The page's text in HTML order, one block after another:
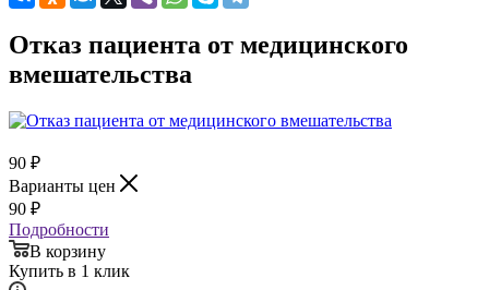
Отказ пациента от медицинского
вмешательства
90 ₽
Варианты цен
90 ₽
Подробности
В корзину
Купить в 1 клик